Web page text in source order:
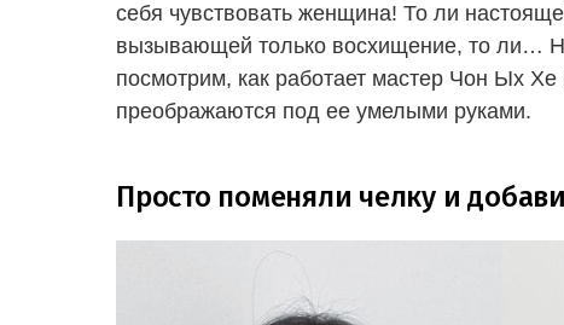
себя чувствовать женщина! То ли
вызывающей только восхищение, то ли…
посмотрим, как работает мастер Чон Ых
преображаются под ее умелыми руками.
Просто поменяли челку и